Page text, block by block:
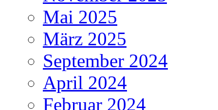
Mai 2025
März 2025
September 2024
April 2024
Februar 2024